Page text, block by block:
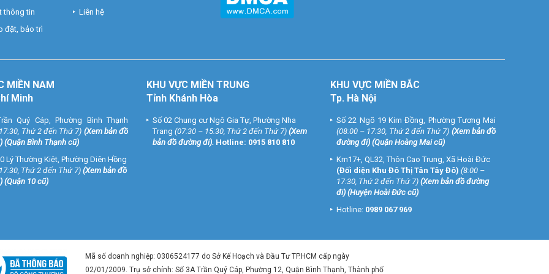
đặt
muốn.
giải trí của bạn. Đặt mua ngay tại Vũ Hoàng Telecom, nhận tư vấn miễn phí, giao
Kết nối mọi thiết bị chỉ với 1 USB nhỏ gọn!
Link UB500 Plus
tính.
thông tin
đặt, bảo trì
Liên hệ
MIỀN NAM
Minh
Quý Cáp, Phường Bình Thạnh
Thứ 2 đến Thứ 7) (Xem bản đồ
) (Quận Bình Thạnh cũ)
Lý Thường Kiệt, Phường Diên Hồng
Thứ 2 đến Thứ 7)(Xem bản đồ
) (Quận 10 cũ)
KHU VỰC MIỀN TRUNG
Tỉnh Khánh Hòa
Số 02 Chung cư Ngô Gia Tự, Phường Nha
Trang (07:30 – 15:30, Thứ 2 đến Thứ 7) (Xem
bản đồ đường đi). Hotline: 0915 810 810
KHU VỰC MIỀN BẮC
Tp. Hà Nội
Số 22 Ngõ 19 Kim Đồng, Phường Tương Mai
(08:00 – 17:30, Thứ 2 đến Thứ 7) (Xem bản đồ
đường đi) (Quận Hoàng Mai cũ)
Km17+, QL32, Thôn Cao Trung, Xã Hoài Đức
(Đối diện Khu Đô Thị Tân Tây Đô) (8:00 –
17:30, Thứ 2 đến Thứ 7) (Xem bản đồ đường
đi) (Huyện Hoài Đức cũ)
Hotline: 0989 067 969
Mã số doanh nghiệp: 0306524177 do Sở Kế Hoạch và Đầu Tư TP.HCM cấp ngày
02/01/2009. Trụ sở chính: Số 3A Trần Quý Cáp, Phường 12, Quận Bình Thạnh, Thành phố